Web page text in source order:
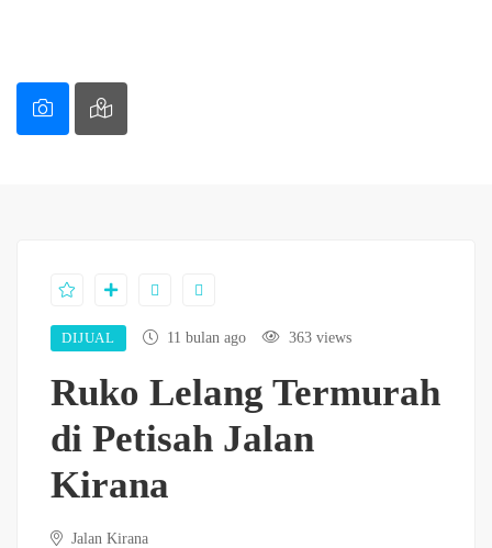
DIJUAL 11 bulan ago 363 views
Ruko Lelang Termurah
di Petisah Jalan
Kirana
Jalan Kirana